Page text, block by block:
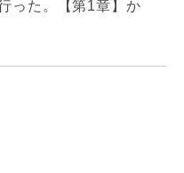
った。【第1章】か